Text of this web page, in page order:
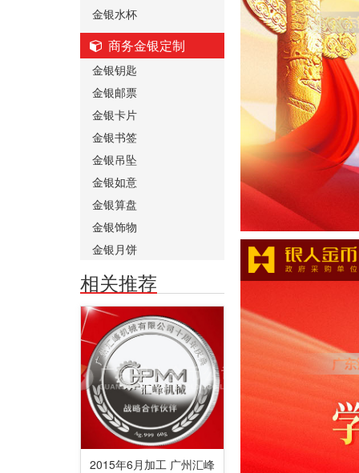
金银水杯
商务金银定制
金银钥匙
金银邮票
金银卡片
金银书签
金银吊坠
金银如意
金银算盘
金银饰物
金银月饼
相关推荐
2015年6月加工 广州汇峰